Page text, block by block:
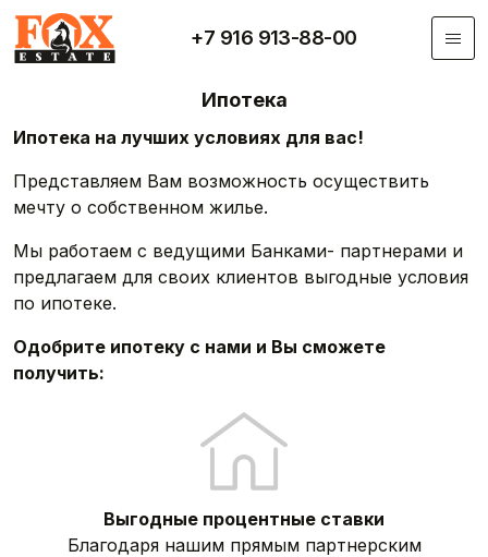
Перейти к основному содержанию
+7 916 913-88-00
Ипотека
Ипотека на лучших условиях для вас!
Представляем Вам возможность осуществить
мечту о собственном жилье.
Мы работаем с ведущими Банками- партнерами и
предлагаем для своих клиентов выгодные условия
по ипотеке.
Одобрите ипотеку с нами и Вы сможете
получить:
Выгодные процентные ставки
Благодаря нашим прямым партнерским